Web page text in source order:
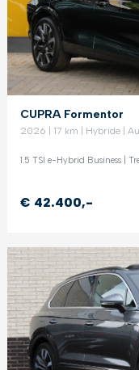
CUPRA Formentor
2026 | 17 km | Hybride |
1.5 TSI e-Hybrid Business |
€ 42.400,-